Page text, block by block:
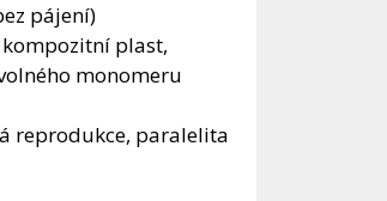
pájení)
plast,
monomeru
reprodukce, paralelita